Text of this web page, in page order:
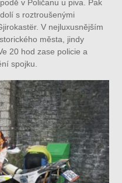
v Poličanu u piva. Pak
s roztroušenými
V nejluxusnějším
města, jindy
20 hod zase policie a
spojku.